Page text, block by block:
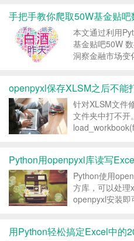
tqdm(iterator)。
手把手教你爬取50W基金贴
本文通过利用
基金贴吧50W
洞察金融市场变
http://
openpyxl保存XLSM之后不能
针对XLSM文件
文件夹中打不开
Python用openpyxl库读写
Python使用
方库，可以处理
openpyxl安装
用Python轻松搞定Excel中的